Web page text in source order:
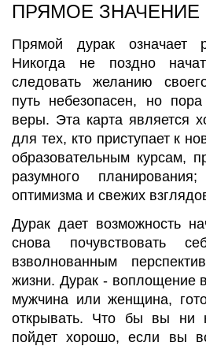
ПРЯМОЕ ЗНАЧЕНИЕ
Прямой дурак означает
Никогда не поздно
следовать желанию
путь небезопасен, но
веры. Эта карта является
для тех, кто приступает к
образовательным курсам,
разумного
оптимизма и свежих
Дурак дает возможность
снова почувствовать
взволнованным
жизни. Дурак - воплощение
мужчина или женщина,
открывать. Что бы вы ни
пойдет хорошо, если вы